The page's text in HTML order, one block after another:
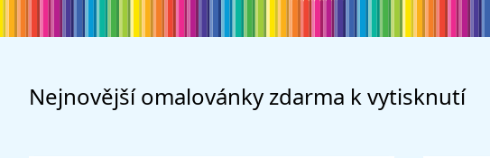
Nejnovějšíomalovánky zdarma k vytisknutí